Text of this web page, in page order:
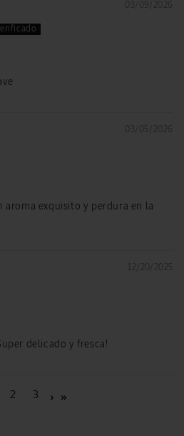
03/09/2026
03/05/2026
aroma exquisito y perdura en la
12/20/2025
delicado y fresca!
2 3